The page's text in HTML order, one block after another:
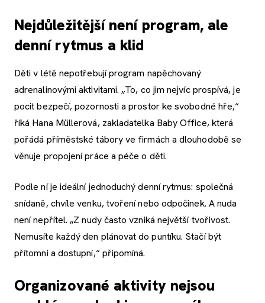
Nejdůležitější není program, ale
denní rytmus a klid
Děti v létě nepotřebují program napěchovaný
adrenalinovými aktivitami. „To, co jim nejvíc prospívá, je
pocit bezpečí, pozornosti a prostor ke svobodné hře,“
říká Hana Müllerová, zakladatelka Baby Office, která
pořádá příměstské tábory ve firmách a dlouhodobě se
věnuje propojení práce a péče o děti.
Podle ní je ideální jednoduchý denní rytmus: společná
snídaně, chvíle venku, tvoření nebo odpočinek. A nuda
není nepřítel. „Z nudy často vzniká největší tvořivost.
Nemusíte každý den plánovat do puntíku. Stačí být
přítomni a dostupní,“ připomíná.
Organizované aktivity nejsou